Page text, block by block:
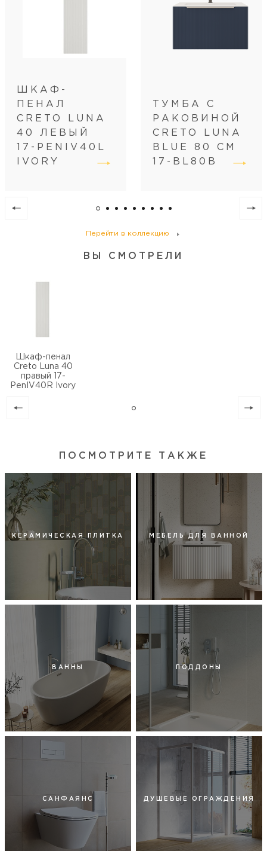
бытовая
Перейти в коллекцию
ШКАФ-
ПЕНАЛ
CRETO LUNA
40 ЛЕВЫЙ
17-PENIV40L
IVORY
ТУМБА С
РАКОВИНОЙ
CRETO LUNA
BLUE 80 СМ
17-BL80B
ВЫ СМОТРЕЛИ
Шкаф-пенал
Creto Luna 40
правый 17-
PenIV40R Ivory
ПОСМОТРИТЕ ТАКЖЕ
КЕРАМИЧЕСКАЯ ПЛИТКА МЕБЕЛЬ ДЛЯ ВАННОЙ
ВАННЫ ПОДДОНЫ
САНФАЯНС ДУШЕВЫЕ ОГРАЖДЕНИЯ